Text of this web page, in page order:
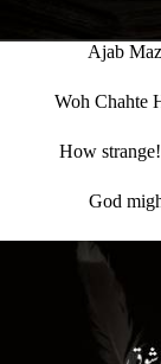
Ajab
Woh Chahte
How
God